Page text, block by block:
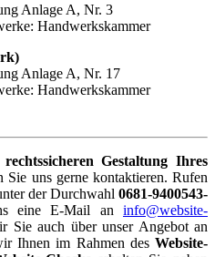
Anlage A, Nr. 3
Handwerkskammer
Anlage A, Nr. 17
Handwerkskammer
rechtssicheren Gestaltung Ihres
Sie uns gerne kontaktieren. Rufen
der Durchwahl 0681-9400543-
eine E-Mail an info@website-
Sie auch über unser Angebot an
Ihnen im Rahmen des Website-